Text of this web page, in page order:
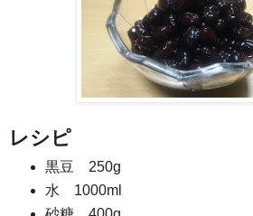
レシピ
黒豆 250g
水 1000ml